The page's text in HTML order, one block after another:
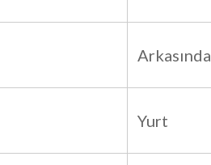
Arkasında
Yurt